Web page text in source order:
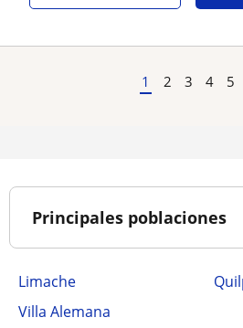
1 2 3 4 5
Principales poblaciones
Limache
Villa Alemana